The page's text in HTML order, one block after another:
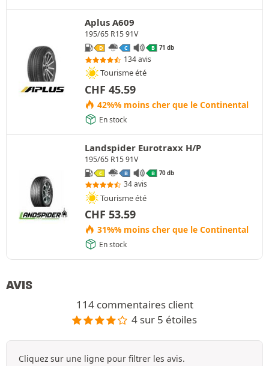
Aplus A609
195/65 R15 91V
D C B 71 db
134 avis
Tourisme été
CHF 45.59
42%% moins cher que le Continental
En stock
Landspider Eurotraxx H/P
195/65 R15 91V
C B B 70 db
34 avis
Tourisme été
CHF 53.59
31%% moins cher que le Continental
En stock
AVIS
114 commentaires client
4 sur 5 étoiles
Cliquez sur une ligne pour filtrer les avis.